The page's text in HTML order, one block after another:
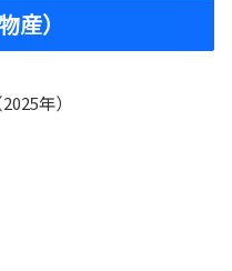
産）
年）